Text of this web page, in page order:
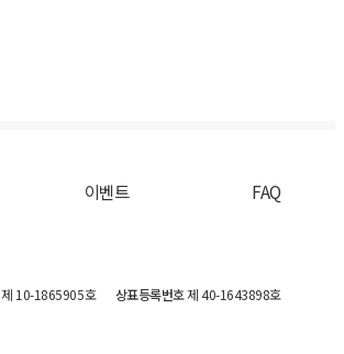
이벤트 FAQ
제 10-1865905호 상표등록번호제 40-1643898호